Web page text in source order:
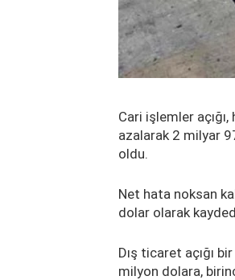
Cari işlemler
azalarak 2 milyar
oldu.
Net hata noksan
dolar olarak
Dış ticaret açığı
milyon dolara,